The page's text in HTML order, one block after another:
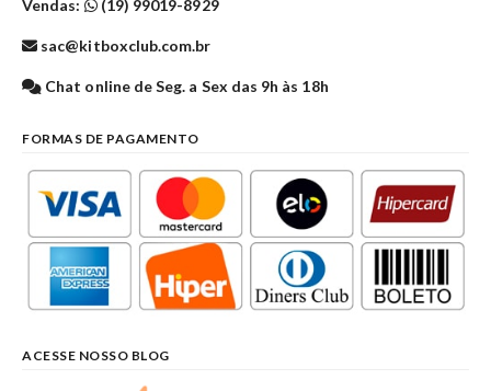
Vendas: (19) 99019-8929
sac@kitboxclub.com.br
Chat online de Seg. a Sex das 9h às 18h
FORMAS DE PAGAMENTO
ACESSE NOSSO BLOG